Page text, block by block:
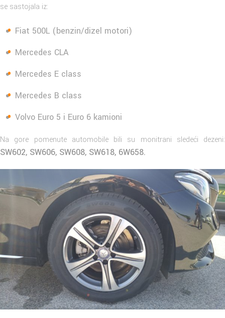
se sastojala iz:
Fiat 500L (benzin/dizel motori)
Mercedes CLA
Mercedes E class
Mercedes B class
Volvo Euro 5 i Euro 6 kamioni
Na gore pomenute automobile bili su monitrani sledeći dezeni:
SW602, SW606, SW608, SW618, 6W658.